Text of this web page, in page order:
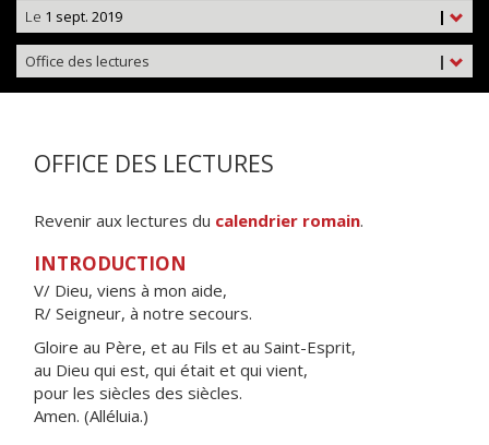
|
Le 1 sept. 2019
|
Office des lectures
OFFICE DES LECTURES
Revenir aux lectures du calendrier romain.
INTRODUCTION
V/ Dieu, viens à mon aide,
R/ Seigneur, à notre secours.
Gloire au Père, et au Fils et au Saint-Esprit,
au Dieu qui est, qui était et qui vient,
pour les siècles des siècles.
Amen. (Alléluia.)